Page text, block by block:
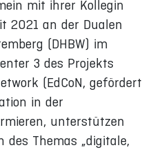
mit ihrer Kollegin
2021 an der Dualen
(DHBW) im
3 des Projekts
(EdCoN, gefördert
in der
unterstützen
Themas „digitale,